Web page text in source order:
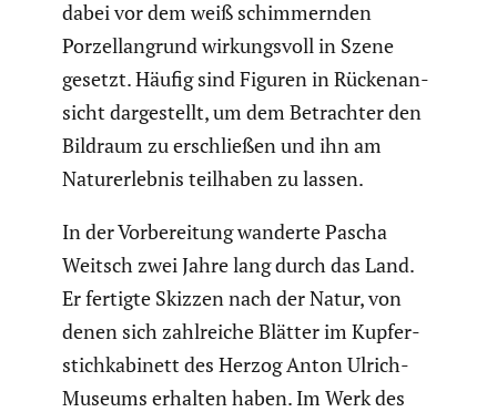
dabei vor dem weiß schim­mernden
Porzel­lan­grund wirkungs­voll in Szene
gesetzt. Häufig sind Figuren in Rücken­an­
sicht darge­stellt, um dem Betrachter den
Bildraum zu erschließen und ihn am
Natur­er­lebnis teilhaben zu lassen.
In der Vorbe­rei­tung wanderte Pascha
Weitsch zwei Jahre lang durch das Land.
Er fertigte Skizzen nach der Natur, von
denen sich zahlreiche Blätter im Kupfer­
stich­ka­bi­nett des Herzog Anton Ulrich-
Museums erhalten haben. Im Werk des